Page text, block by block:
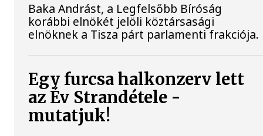
Baka Andrást, a Legfelsőbb Bíróság
korábbi elnökét jelöli köztársasági
elnöknek a Tisza párt parlamenti frakciója.
Egy furcsa halkonzerv lett
az Év Strandétele -
mutatjuk!